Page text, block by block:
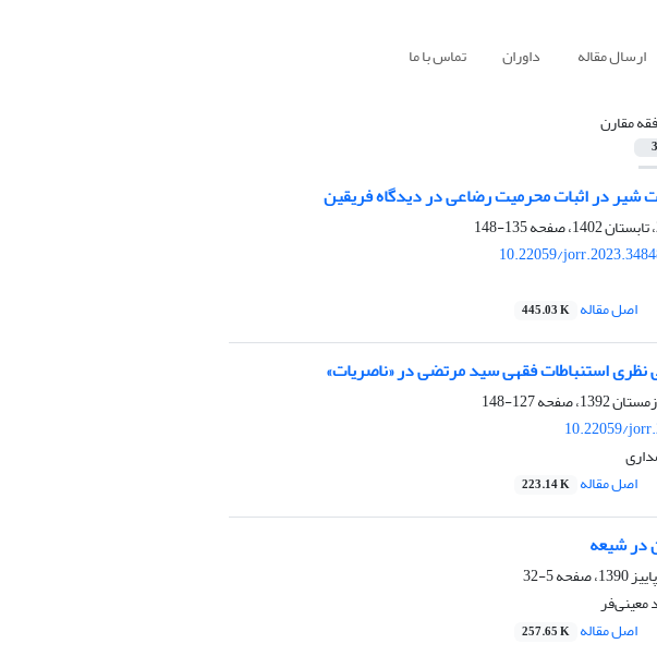
ارسال مقاله داوران تماس با ما
فقه مقارن
3
در اثبات محرمیت رضاعی در دیدگاه فریقین
135-148
10.22059/
اصل مقاله 445.03 K
نظری استنباطات فقهی سید مرتضی در «ناصریات»
127-148
10.22059/
اصل مقاله 223.14 K
در شیعه
5-32
معینی‌فر
اصل مقاله 257.65 K